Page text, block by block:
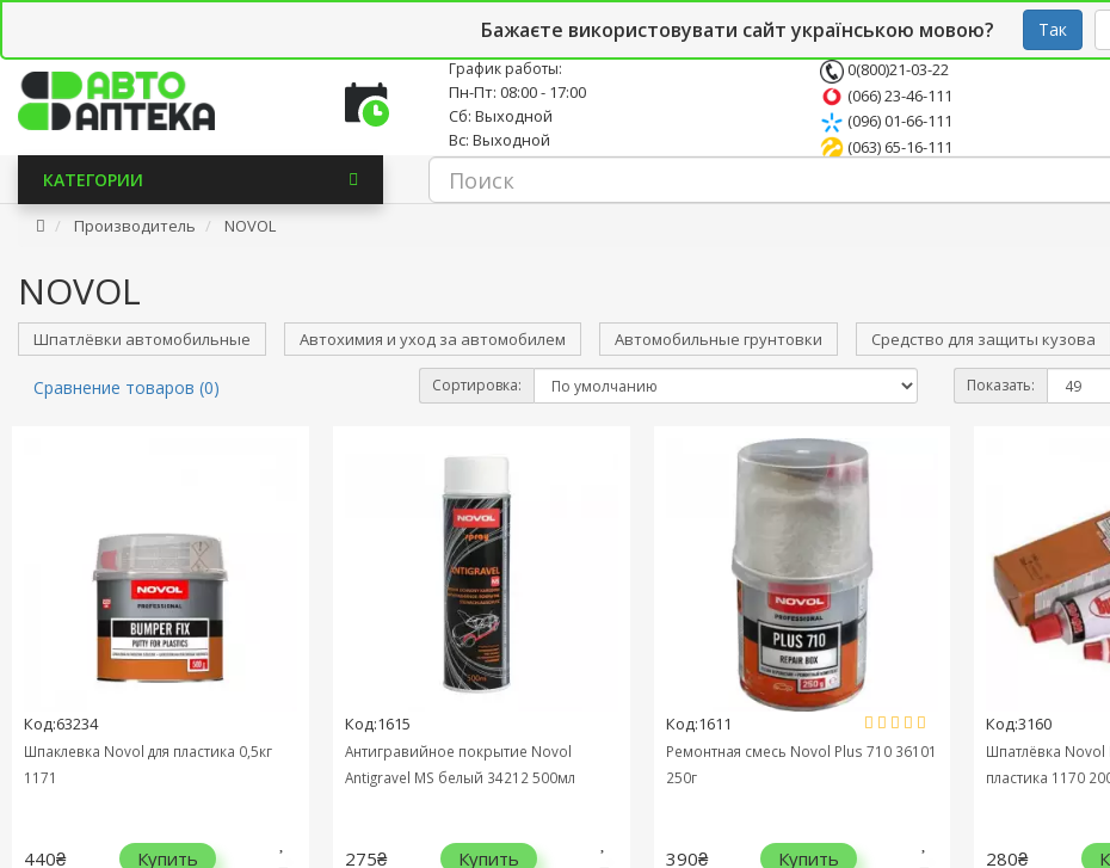
Бажаєте використовувати сайт українською мовою? Так
Новостной блог Опт СТО
График работы:
Пн-Пт: 08:00 - 17:00
Сб: Выходной
Вс: Выходной
0(800)21-03-22
(066) 23-46-111
(096) 01-66-111
(063) 65-16-111
КАТЕГОРИИ
Производитель NOVOL
NOVOL
Шпатлёвки автомобильные Автохимия и уход за автомобилем Автомобильные грунтовки Средство для защиты кузова
Сравнение товаров (0) Сортировка: Показать:
Код:63234
Шпаклевка Novol для пластика 0,5кг
1171
440₴ Купить
Код:1615
Антигравийное покрытие Novol
Antigravel MS белый 34212 500мл
275₴ Купить
Код:1611
Ремонтная смесь Novol Plus 710 36101
250г
390₴ Купить
Код:3160
Шпатлёвка Novol
пластика 1170
280₴